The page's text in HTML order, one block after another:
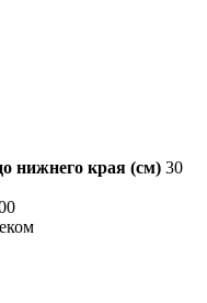
нижнего края (см) 30